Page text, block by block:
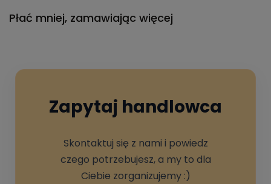
Płać mniej, zamawiając więcej
Zapytaj handlowca
Skontaktuj się z nami i powiedz
czego potrzebujesz, a my to dla
Ciebie zorganizujemy :)